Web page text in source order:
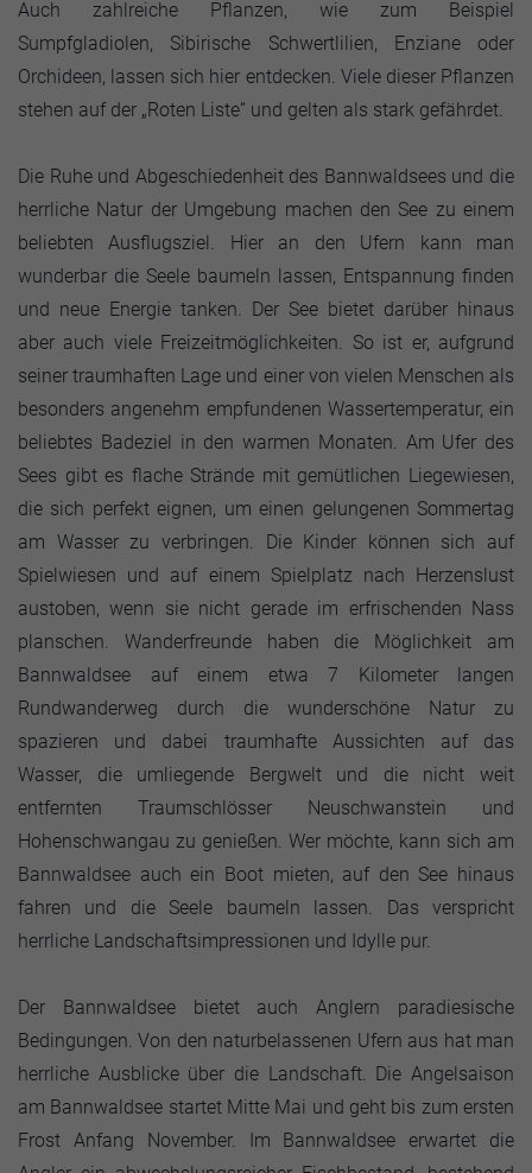
Auch zahlreiche Pflanzen, wie zum Beispiel
Sumpfgladiolen, Sibirische Schwertlilien, Enziane oder
Orchideen, lassen sich hier entdecken. Viele dieser Pflanzen
stehen auf der „Roten Liste“ und gelten als stark gefährdet.
Die Ruhe und Abgeschiedenheit des Bannwaldsees und die
herrliche Natur der Umgebung machen den See zu einem
beliebten Ausflugsziel. Hier an den Ufern kann man
wunderbar die Seele baumeln lassen, Entspannung finden
und neue Energie tanken. Der See bietet darüber hinaus
aber auch viele Freizeitmöglichkeiten. So ist er, aufgrund
seiner traumhaften Lage und einer von vielen Menschen als
besonders angenehm empfundenen Wassertemperatur, ein
beliebtes Badeziel in den warmen Monaten. Am Ufer des
Sees gibt es flache Strände mit gemütlichen Liegewiesen,
die sich perfekt eignen, um einen gelungenen Sommertag
am Wasser zu verbringen. Die Kinder können sich auf
Spielwiesen und auf einem Spielplatz nach Herzenslust
austoben, wenn sie nicht gerade im erfrischenden Nass
planschen. Wanderfreunde haben die Möglichkeit am
Bannwaldsee auf einem etwa 7 Kilometer langen
Rundwanderweg durch die wunderschöne Natur zu
spazieren und dabei traumhafte Aussichten auf das
Wasser, die umliegende Bergwelt und die nicht weit
entfernten Traumschlösser Neuschwanstein und
Hohenschwangau zu genießen. Wer möchte, kann sich am
Bannwaldsee auch ein Boot mieten, auf den See hinaus
fahren und die Seele baumeln lassen. Das verspricht
herrliche Landschaftsimpressionen und Idylle pur.
Der Bannwaldsee bietet auch Anglern paradiesische
Bedingungen. Von den naturbelassenen Ufern aus hat man
herrliche Ausblicke über die Landschaft. Die Angelsaison
am Bannwaldsee startet Mitte Mai und geht bis zum ersten
Frost Anfang November. Im Bannwaldsee erwartet die